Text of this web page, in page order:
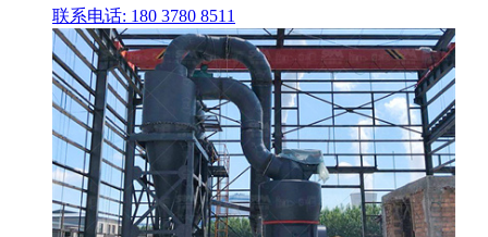
联系电话: 180 3780 8511